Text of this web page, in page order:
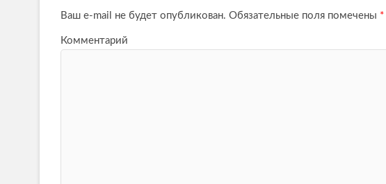
Ваш e-mail не будет опубликован. Обязательные поля помечены *
Комментарий